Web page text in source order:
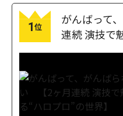
1位
がんばって
連続 演技で